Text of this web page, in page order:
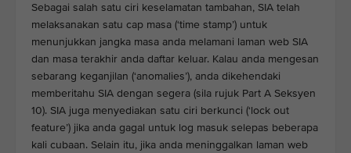
Sebagai salah satu ciri keselamatan tambahan, SIA telah
melaksanakan satu cap masa (‘time stamp’) untuk
menunjukkan jangka masa anda melamani laman web SIA
dan masa terakhir anda daftar keluar. Kalau anda mengesan
sebarang keganjilan (‘anomalies’), anda dikehendaki
memberitahu SIA dengan segera (sila rujuk Part A Seksyen
10). SIA juga menyediakan satu ciri berkunci (‘lock out
feature’) jika anda gagal untuk log masuk selepas beberapa
kali cubaan. Selain itu, jika anda meninggalkan laman web